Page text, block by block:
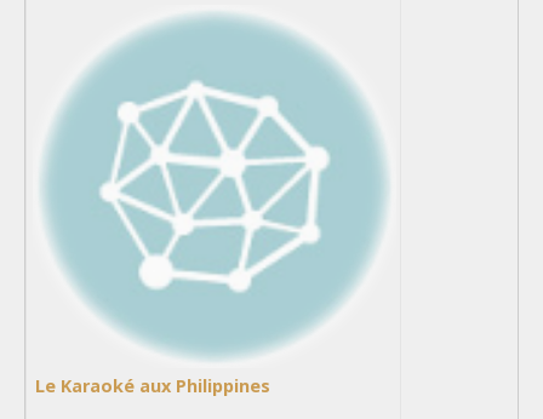
Le Karaoké aux Philippines